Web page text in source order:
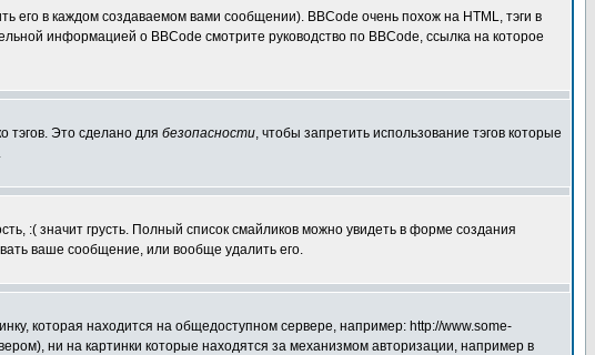
его в каждом создаваемом вами сообщении). BBCode очень похож на HTML, тэги в
информацией о BBCode смотрите руководство по BBCode, ссылка на которое
тэгов. Это сделано для безопасности, чтобы запретить использование тэгов которые
:( значит грусть. Полный список смайликов можно увидеть в форме создания
ваше сообщение, или вообще удалить его.
которая находится на общедоступном сервере, например: http://www.some-
ни на картинки которые находятся за механизмом авторизации, например в